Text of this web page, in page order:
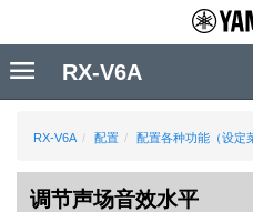
RX-V6A 配置 配置各种功能（设定
调节声场音效水平
RX-V6A